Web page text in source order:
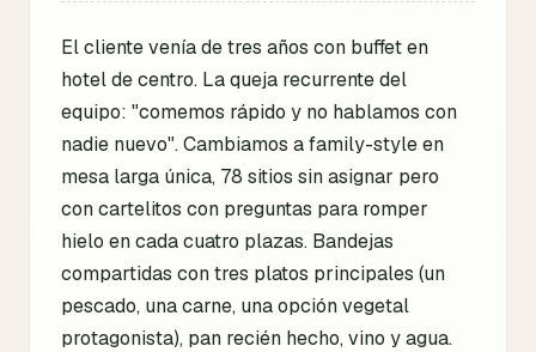
El cliente venía de tres años con buffet en
hotel de centro. La queja recurrente del
equipo: "comemos rápido y no hablamos con
nadie nuevo". Cambiamos a family-style en
mesa larga única, 78 sitios sin asignar pero
con cartelitos con preguntas para romper
hielo en cada cuatro plazas. Bandejas
compartidas con tres platos principales (un
pescado, una carne, una opción vegetal
protagonista), pan recién hecho, vino y agua.